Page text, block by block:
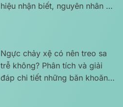
hiệu nhận biết, nguyên nhân và
Ngực chảy xệ có nên treo sa
trễ không? Phân tích và giải
đáp chi tiết những băn khoăn